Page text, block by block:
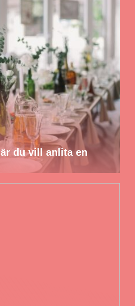
du vill anlita en